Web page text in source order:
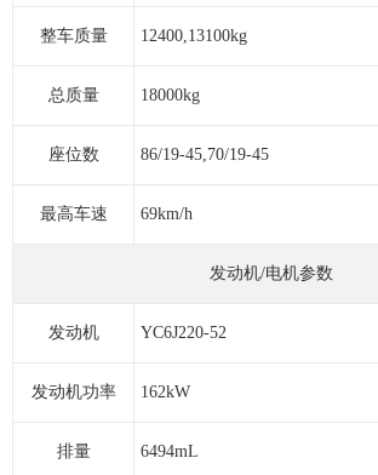
整车质量 12400,13100kg
总质量 18000kg
座位数 86/19-45,70/19-45
最高车速 69km/h
发动机/电机参数
发动机 YC6J220-52
发动机功率 162kW
排量 6494mL